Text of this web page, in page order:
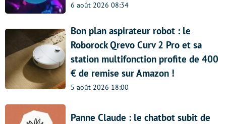
6 août 2026 08:34
Bon plan aspirateur robot : le
Roborock Qrevo Curv 2 Pro et sa
station multifonction profite de 400
€ de remise sur Amazon !
5 août 2026 18:00
Panne Claude : le chatbot subit de